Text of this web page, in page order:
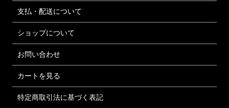
支払・配送について
ショップについて
お問い合わせ
カートを見る
特定商取引法に基づく表記